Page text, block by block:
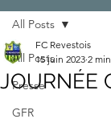
All Posts
Presse
GFR
All Posts
JOURNÉE
FC Revestois
15 juin 2023 2